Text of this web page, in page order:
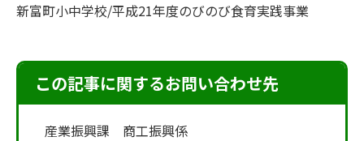
新富町小中学校/平成21年度のびのび食育実践事業
この記事に関するお問い合わせ先
産業振興課 商工振興係